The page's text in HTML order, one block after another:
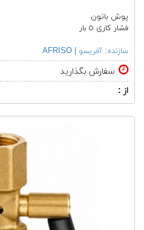
پوش باتون
فشار کاری ٥ بار
سازنده: آفریسو | AFRISO
سفارش بگذارید
از :